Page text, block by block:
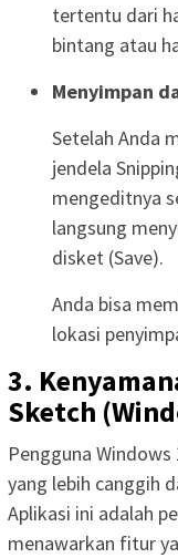
tertentu dari
bintang atau
Menyimpan
Setelah Anda
jendela
mengeditnya
langsung
disket (Save).
Anda bisa
lokasi
3.
Sketch
Pengguna
yang lebih canggih
Aplikasi ini adalah
menawarkan fitur